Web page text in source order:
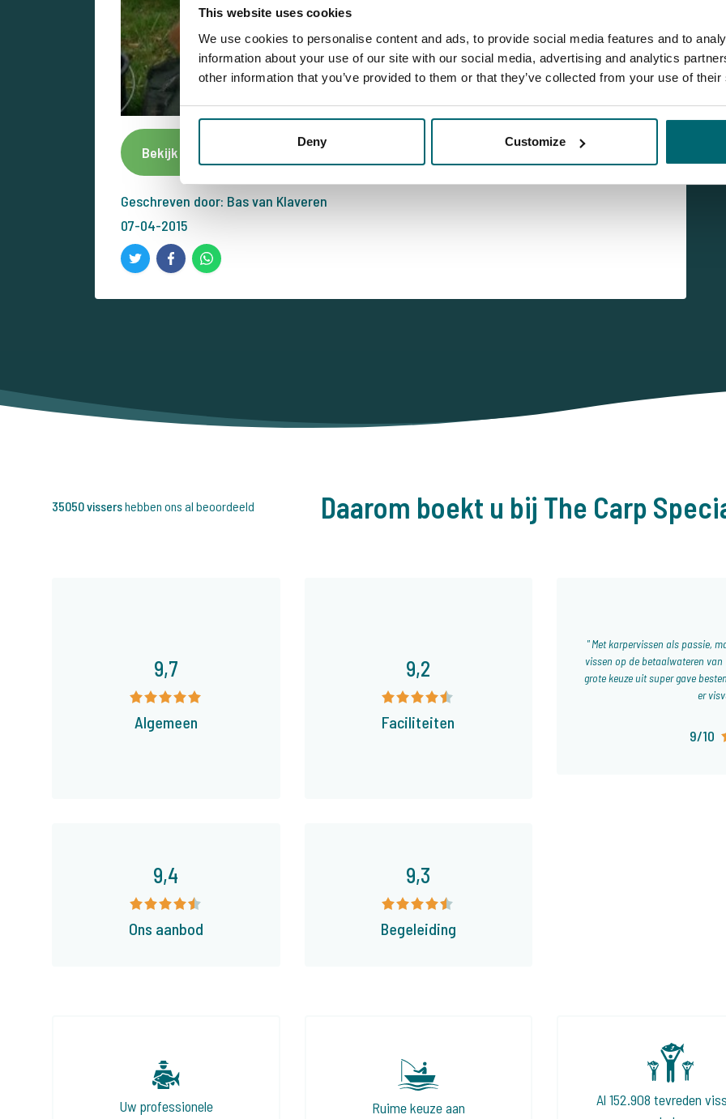
This website uses cookies
We use cookies to personalise content and ads, to provide social media features and to
information about your use of our site with our social media, advertising and analytics
other information that you’ve provided to them or that they’ve collected from your use of
Deny Customize
Bekijk dit betaalwater
Geschreven door: Bas van Klaveren
07-04-2015
Daarom boekt u bij The Carp
35050 vissershebben ons al beoordeeld
9,7
Algemeen
9,2
Faciliteiten
Met karpervissen als passie,
vissen op de betaalwateren van
grote keuze uit super gave
er
9/10
9,4
Ons aanbod
9,3
Begeleiding
Uw professionele Ruime keuze aan
Al 152.908 tevreden